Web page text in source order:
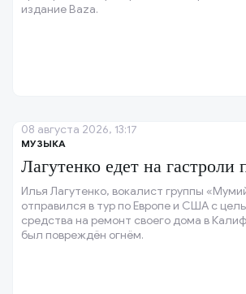
издание Baza.
МУЗЫКА
Лагутенко едет на гастроли
Илья Лагутенко, вокалист группы
отправился в тур по Европе и США с
средства на ремонт своего дома в
был повреждён огнём.
08 августа 2026, 13:17